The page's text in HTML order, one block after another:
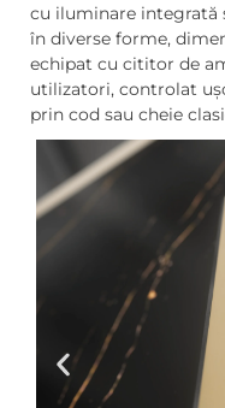
cu iluminare integrată
în diverse forme,
echipat cu cititor de
utilizatori, controlat
prin cod sau cheie